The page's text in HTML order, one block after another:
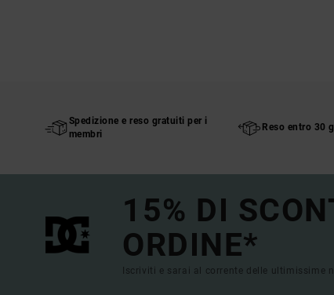
Spedizione e reso gratuiti per i
membri
Reso entro 30
15% DI
ORDINE*
Iscriviti e sarai al corrente delle ultimissime